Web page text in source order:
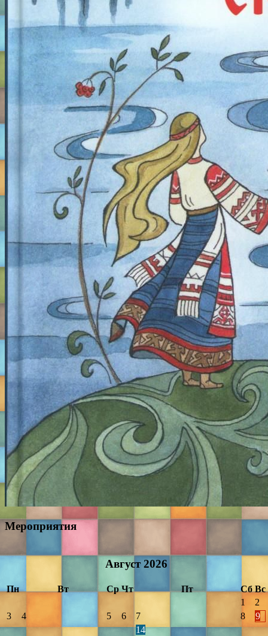
Мероприятия
Август 2026
Пн Вт Ср Чт Пт Сб Вс
1
2
3
4 5 6 7 8 9
14